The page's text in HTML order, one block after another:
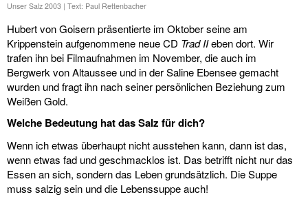
Unser Salz 2003 | Text: Paul Rettenbacher
Hubert von Goisern präsentierte im Oktober seine am
Krippenstein aufgenommene neue CD Trad IIeben dort. Wir
trafen ihn bei Filmaufnahmen im November, die auch im
Bergwerk von Altaussee und in der Saline Ebensee gemacht
wurden und fragt ihn nach seiner persönlichen Beziehung zum
Weißen Gold.
Welche Bedeutung hat das Salz für dich?
Wenn ich etwas überhaupt nicht ausstehen kann, dann ist das,
wenn etwas fad und geschmacklos ist. Das betrifft nicht nur das
Essen an sich, sondern das Leben grundsätzlich. Die Suppe
muss salzig sein und die Lebenssuppe auch!